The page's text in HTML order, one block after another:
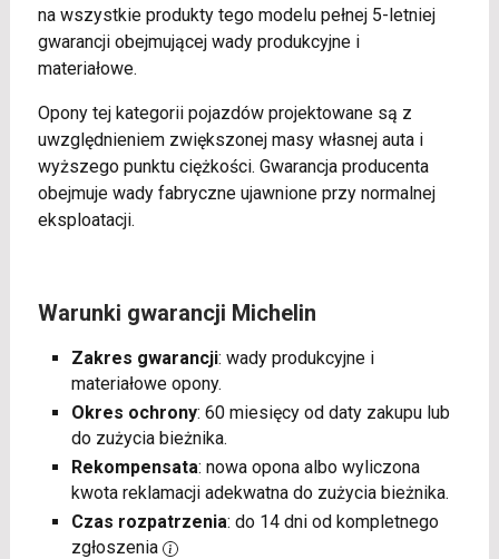
na wszystkie produkty tego modelu pełnej 5-letniej
gwarancji obejmującej wady produkcyjne i
materiałowe.
Opony tej kategorii pojazdów projektowane są z
uwzględnieniem zwiększonej masy własnej auta i
wyższego punktu ciężkości. Gwarancja producenta
obejmuje wady fabryczne ujawnione przy normalnej
eksploatacji.
Warunki gwarancji Michelin
Zakres gwarancji: wady produkcyjne i
materiałowe opony.
Okres ochrony: 60 miesięcy od daty zakupu lub
do zużycia bieżnika.
Rekompensata: nowa opona albo wyliczona
kwota reklamacji adekwatna do zużycia bieżnika.
Czas rozpatrzenia: do 14 dni od kompletnego
zgłoszenia